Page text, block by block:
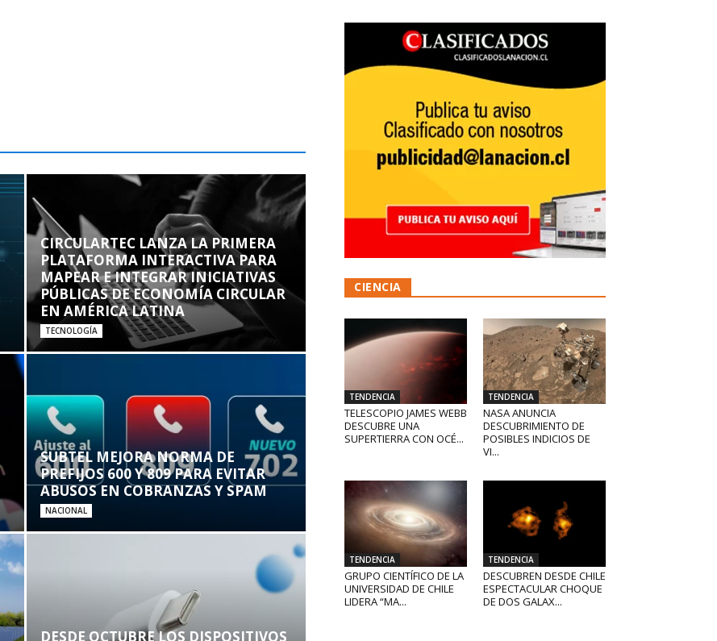
CIRCULARTEC LANZA LA PRIMERA
PLATAFORMA INTERACTIVA PARA
MAPEAR E INTEGRAR INICIATIVAS
PÚBLICAS DE ECONOMÍA CIRCULAR
EN AMÉRICA LATINA
TECNOLOGÍA
SUBTEL MEJORA NORMA DE
PREFIJOS 600 Y 809 PARA EVITAR
ABUSOS EN COBRANZAS Y SPAM
NACIONAL
DESDE OCTUBRE LOS DISPOSITIVOS
CIENCIA
TENDENCIA
TELESCOPIO JAMES WEBB
DESCUBRE UNA
SUPERTIERRA CON OCÉ...
TENDENCIA
NASA ANUNCIA
DESCUBRIMIENTO DE
POSIBLES INDICIOS DE
VI...
TENDENCIA
GRUPO CIENTÍFICO DE LA
UNIVERSIDAD DE CHILE
LIDERA “MA...
TENDENCIA
DESCUBREN DESDE CHILE
ESPECTACULAR CHOQUE
DE DOS GALAX...